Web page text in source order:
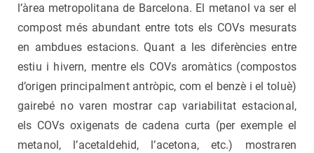
l’àrea metropolitana de Barcelona. El metanol va ser el
compost més abundant entre tots els COVs mesurats
en ambdues estacions. Quant a les diferències entre
estiu i hivern, mentre els COVs aromàtics (compostos
d’origen principalment antròpic, com el benzè i el toluè)
gairebé no varen mostrar cap variabilitat estacional,
els COVs oxigenats de cadena curta (per exemple el
metanol, l’acetaldehid, l’acetona, etc.) mostraren